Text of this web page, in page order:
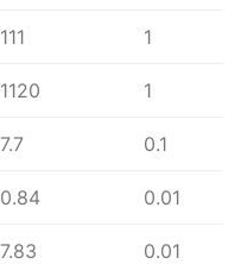
111 1
1120 1
7.7 0.1
0.84 0.01
7.83 0.01